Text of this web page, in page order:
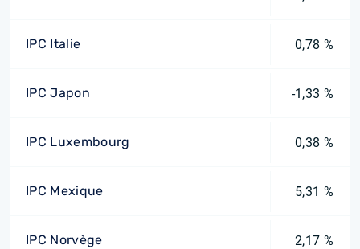
IPC Italie 0,78 %
IPC Japon -1,33 %
IPC Luxembourg 0,38 %
IPC Mexique 5,31 %
IPC Norvège 2,17 %